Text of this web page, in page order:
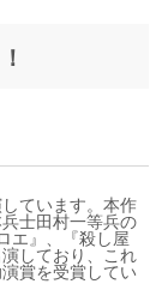
ています。本作
士田村一等兵の
エ』、『殺し屋
しており、これ
賞を受賞してい